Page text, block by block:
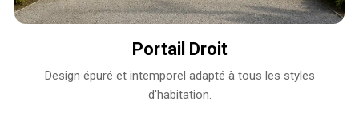
Portail Droit
Design épuré et intemporel adapté à tous les styles
d'habitation.